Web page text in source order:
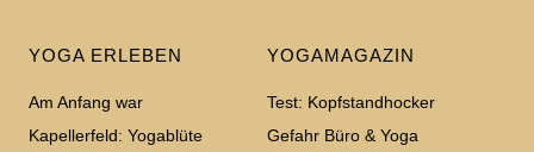
YOGA ERLEBEN
Am Anfang war
Kapellerfeld: Yogablüte
YOGAMAGAZIN
Test: Kopfstandhocker
Gefahr Büro & Yoga